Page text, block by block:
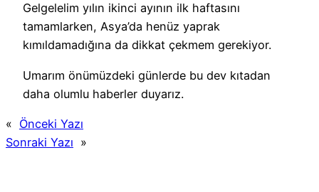
Gelgelelim yılın ikinci ayının ilk haftasını
tamamlarken, Asya’da henüz yaprak
kımıldamadığına da dikkat çekmem gerekiyor.
Umarım önümüzdeki günlerde bu dev kıtadan
daha olumlu haberler duyarız.
« Önceki Yazı
Sonraki Yazı »